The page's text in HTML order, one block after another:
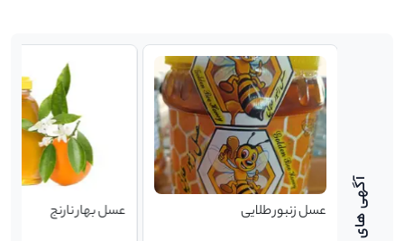
عسل زنبور طلایی عسل بهار نارنج